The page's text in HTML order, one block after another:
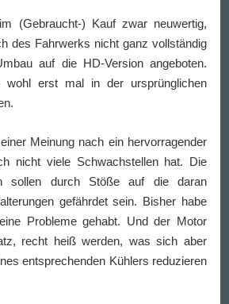
(Gebraucht-) Kauf zwar neuwertig,
des Fahrwerks nicht ganz vollständig
auf die HD-Version angeboten.
wohl erst mal in der ursprünglichen
Meinung nach ein hervorragender
nicht viele Schwachstellen hat. Die
sollen durch Stöße auf die daran
gefährdet sein. Bisher habe
Probleme gehabt. Und der Motor
recht heiß werden, was sich aber
entsprechenden Kühlers reduzieren